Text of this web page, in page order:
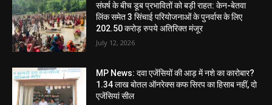
संघर्ष के बीच डूब प्रभावितों को बड़ी राहत: केन-बेतवा
लिंक समेत 3 सिंचाई परियोजनाओं के पुनर्वास के लिए
202.50 करोड़ रुपये अतिरिक्त मंजूर
July 12, 2026
MP News: दवा एजेंसियों की आड़ में नशे का कारोबार?
1.34 लाख बोतल ऑनरेक्स कफ सिरप का हिसाब नहीं, दो
एजेंसियां सील